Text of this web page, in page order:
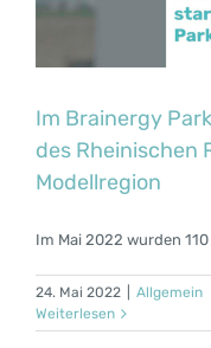
Im Brainergy
des Rheinischen
Modellregion
Im Mai 2022 wurden
24. Mai 2022
Allgemein
Weiterlesen